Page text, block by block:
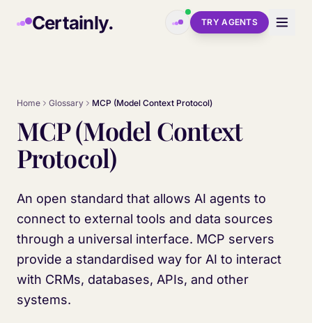
Certainly. TRY AGENTS
Home Glossary MCP (Model Context Protocol)
MCP (Model Context
Protocol)
An open standard that allows AI agents to
connect to external tools and data sources
through a universal interface. MCP servers
provide a standardised way for AI to interact
with CRMs, databases, APIs, and other
systems.